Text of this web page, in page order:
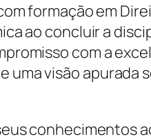
formação em
ao concluir a
com a
visão apurada
conhecimentos